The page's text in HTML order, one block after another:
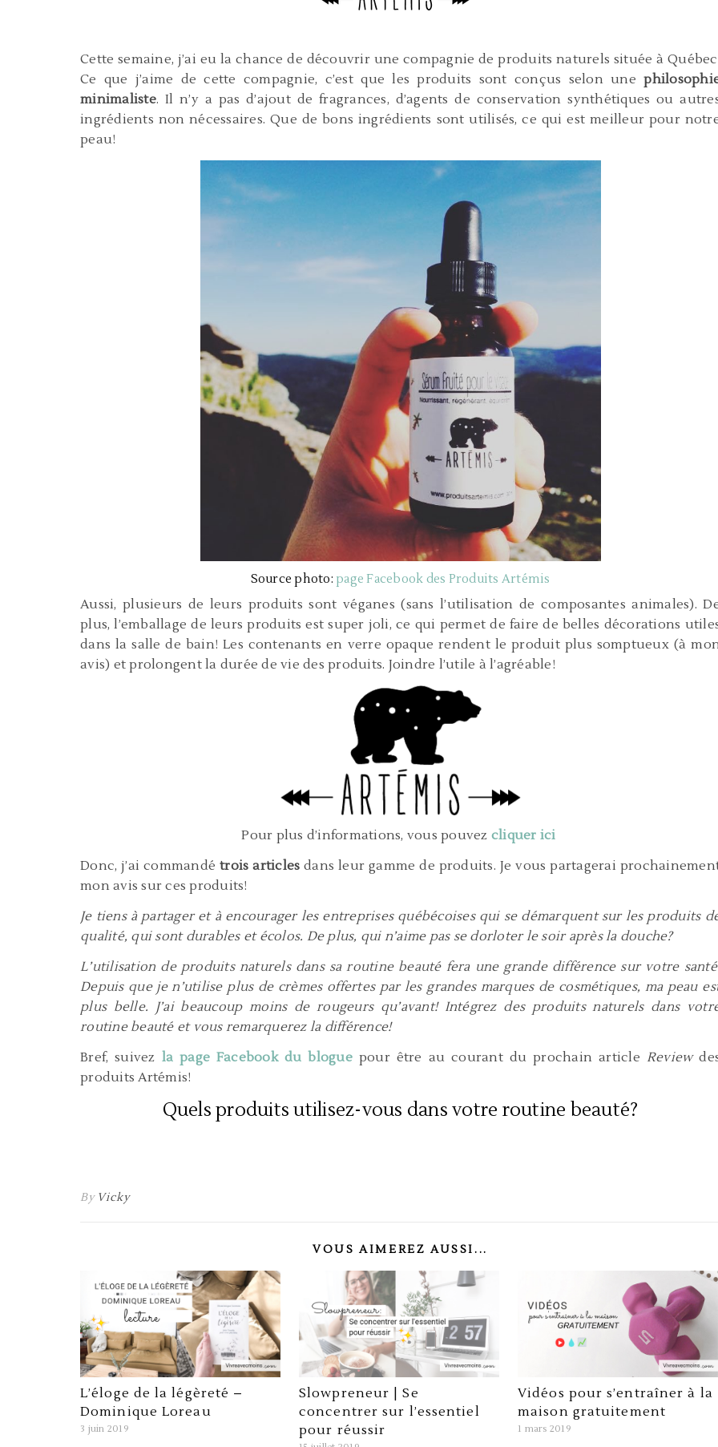
Cette semaine, j’ai eu la chance de découvrir une compagnie de produits naturels située à
Ce que j’aime de cette compagnie, c’est que les produits sont conçus selon une
minimaliste. Il n’y a pas d’ajout de fragrances, d’agents de conservation synthétiques ou
ingrédients non nécessaires. Que de bons ingrédients sont utilisés, ce qui est meilleur pour
peau!
Source photo: page Facebook des Produits Artémis
Aussi, plusieurs de leurs produits sont véganes (sans l’utilisation de composantes animales).
plus, l’emballage de leurs produits est super joli, ce qui permet de faire de belles décorations
dans la salle de bain! Les contenants en verre opaque rendent le produit plus somptueux (à
avis) et prolongent la durée de vie des produits. Joindre l’utile à l’agréable!
Pour plus d’informations, vous pouvez cliquer ici
Donc, j’ai commandétrois articles dans leur gamme de produits. Je vous partagerai
mon avis sur ces produits!
Je tiens à partager et à encourager les entreprises québécoises qui se démarquent sur les produits
qualité, qui sont durables et écolos. De plus, qui n’aime pas se dorloter le soir après la douche?
L’utilisation de produits naturels dans sa routine beauté fera une grande différence sur votre
Depuis que je n’utilise plus de crèmes offertes par les grandes marques de cosmétiques, ma peau
plus belle. J’ai beaucoup moins de rougeurs qu’avant! Intégrez des produits naturels dans
routine beauté et vous remarquerez la différence!
Bref, suivez la page Facebook du bloguepour être au courant du prochain article Review
produits Artémis!
Quels produits utilisez-vous dans votre routine beauté?
By Vicky
VOUS AIMEREZ AUSSI...
L’éloge de la légèreté –
Dominique Loreau
3 juin 2019
Slowpreneur | Se
concentrer sur l’essentiel
pour réussir
Vidéos pour s’entraîner à la
maison gratuitement
1 mars 2019